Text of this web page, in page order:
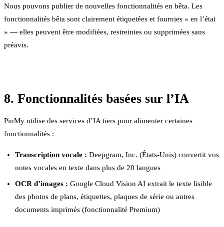
Nous pouvons publier de nouvelles fonctionnalités en bêta. Les
fonctionnalités bêta sont clairement étiquetées et fournies « en l’état
» — elles peuvent être modifiées, restreintes ou supprimées sans
préavis.
8. Fonctionnalités basées sur l’IA
PinMy utilise des services d’IA tiers pour alimenter certaines
fonctionnalités :
Transcription vocale : Deepgram, Inc. (États-Unis) convertit vos
notes vocales en texte dans plus de 20 langues
OCR d’images : Google Cloud Vision AI extrait le texte lisible
des photos de plans, étiquettes, plaques de série ou autres
documents imprimés (fonctionnalité Premium)